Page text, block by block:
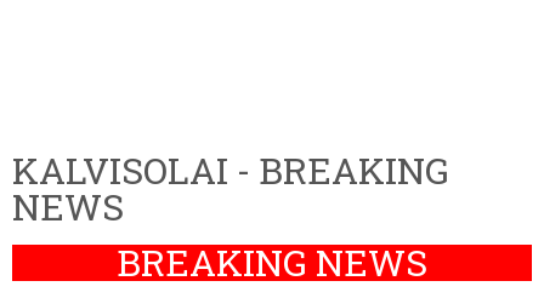
KALVISOLAI - BREAKING
NEWS
BREAKING NEWS